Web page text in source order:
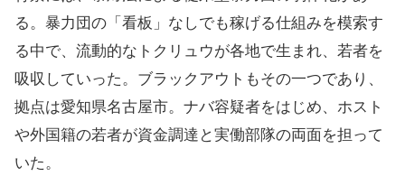
る。暴力団の「看板」なしでも稼げる仕組みを模索す
る中で、流動的なトクリュウが各地で生まれ、若者を
吸収していった。ブラックアウトもその一つであり、
拠点は愛知県名古屋市。ナバ容疑者をはじめ、ホスト
や外国籍の若者が資金調達と実働部隊の両面を担って
いた。